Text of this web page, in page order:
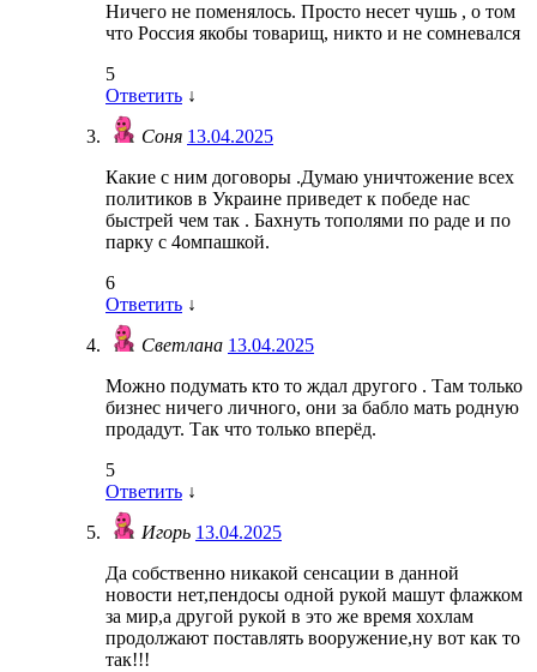
Ничего не поменялось. Просто несет чушь , о том
что Россия якобы товарищ, никто и не сомневался
5
Ответить ↓
Соня 13.04.2025
Какие с ним договоры .Думаю уничтожение всех
политиков в Украине приведет к победе нас
быстрей чем так . Бахнуть тополями по раде и по
парку с 4омпашкой.
6
Ответить ↓
Светлана 13.04.2025
Можно подумать кто то ждал другого . Там только
бизнес ничего личного, они за бабло мать родную
продадут. Так что только вперёд.
5
Ответить ↓
Игорь 13.04.2025
Да собственно никакой сенсации в данной
новости нет,пендосы одной рукой машут флажком
за мир,а другой рукой в это же время хохлам
продолжают поставлять вооружение,ну вот как то
так!!!